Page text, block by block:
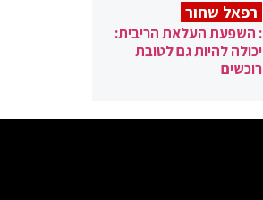
רפאל שחור
: השפעת העלאת הריבית:
יכולה להיות גם לטובת
רוכשים